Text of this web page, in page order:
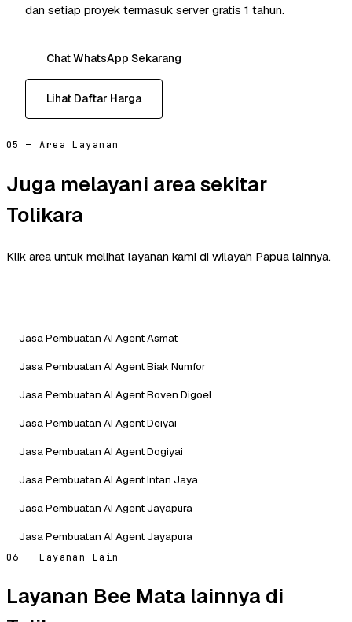
dan setiap proyek termasuk server gratis 1 tahun.
Chat WhatsApp Sekarang
Lihat Daftar Harga
05 — Area Layanan
Juga melayani area sekitar
Tolikara
Klik area untuk melihat layanan kami di wilayah Papua lainnya.
Jasa Pembuatan AI Agent Asmat
Jasa Pembuatan AI Agent Biak Numfor
Jasa Pembuatan AI Agent Boven Digoel
Jasa Pembuatan AI Agent Deiyai
Jasa Pembuatan AI Agent Dogiyai
Jasa Pembuatan AI Agent Intan Jaya
Jasa Pembuatan AI Agent Jayapura
Jasa Pembuatan AI Agent Jayapura
06 — Layanan Lain
Layanan Bee Mata lainnya di